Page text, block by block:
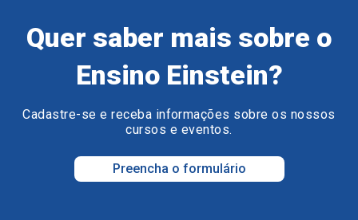
Quer saber mais sobre o
Ensino Einstein?
Cadastre-se e receba informações sobre os nossos
cursos e eventos.
Preencha o formulário